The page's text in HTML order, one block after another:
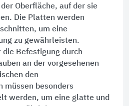
Oberfläche, auf der sie
Die Platten werden
um eine
zu gewährleisten.
die Befestigungdurch
an der vorgesehenen
den
besonders
werden, um eine glatte und